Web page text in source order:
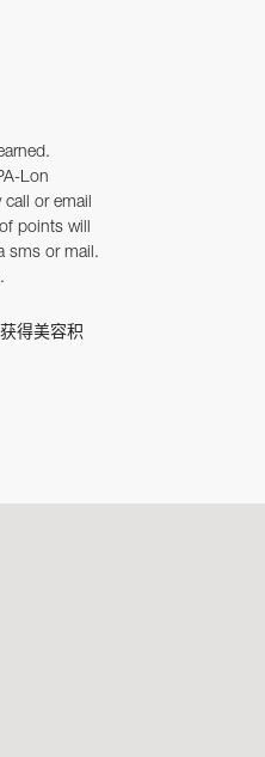
Lon
call or email
points will
sms or mail.
得美容积